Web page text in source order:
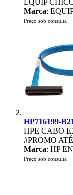
EQUIP
Marca:
Preço sob consulta
HP716199-
HPE CABO
#PROMO
Marca: HP
Preço sob consulta